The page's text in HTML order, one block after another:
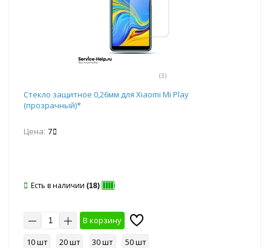
(3)
Стекло защитное 0,26мм для Xiaomi Mi Play
(прозрачный)*
Цена: 7
Есть в наличии (18)
В корзину
10 шт
20 шт 30 шт 50 шт